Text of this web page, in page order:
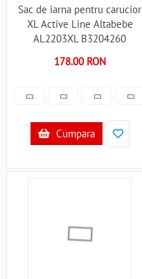
Sac de iarna pentru carucior
XL Active Line Altabebe
AL2203XL B3204260
178.00 RON
Cumpara